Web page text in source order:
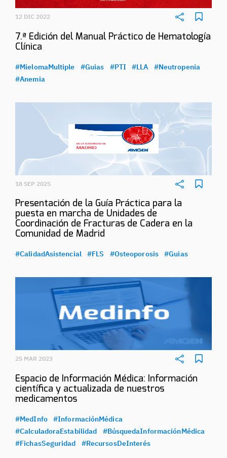
12 DIC 2022
7.ª Edición del Manual Práctico de Hematología
Clínica
#MielomaMultiple #Guias #PTI #LLA
#Neutropenia
#Anemia
18 SEP 2025
Presentación de la Guía Práctica para la
puesta en marcha de Unidades de
Coordinación de Fracturas de Cadera en la
Comunidad de Madrid
#CalidadAsistencial #FLS #Osteoporosis #Guias
25 MAR 2023
Espacio de Información Médica: Información
científica y actualizada de nuestros
medicamentos
#MedInfo
#InformaciónMédica
#CalculadoraEstabilidad
#BúsquedaInformaciónMédica
#FichasSeguridad
#RecursosDeInterés